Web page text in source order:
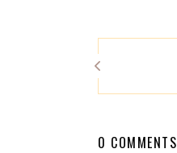
0 COMMENTS